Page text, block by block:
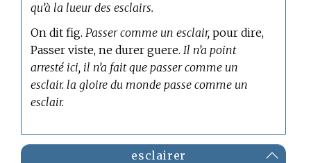
qu’à la lueur des esclairs.
On dit fig.Passer comme un esclair, pour dire,
Passer viste, ne durer guere.Il n’a point
arresté ici, il n’a fait que passer comme un
esclair. la gloire du monde passe comme un
esclair.
esclairer